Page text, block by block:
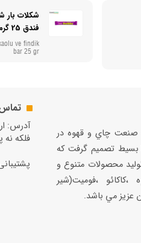
شکلات بار
فندق 25 گرم اولکر
ve findik
bar 25 gr
به صنعت چاي و قهوه در
بسيط تصميم گرفت كه
محصولات متنوع و
،فوميت(شير
عزيز مي باشد.
فلكه